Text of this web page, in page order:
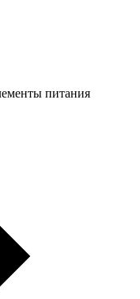
питания